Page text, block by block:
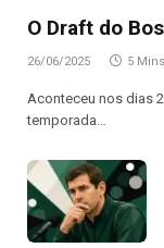
O Draft do
26/06/2025 5
Aconteceu nos dias
temporada…